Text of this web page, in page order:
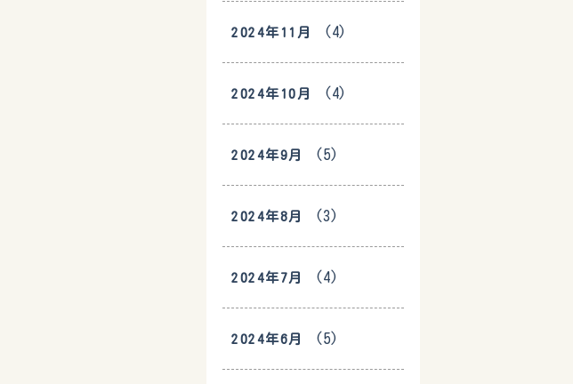
2024年11月 (4)
2024年10月 (4)
2024年9月 (5)
2024年8月 (3)
2024年7月 (4)
2024年6月 (5)